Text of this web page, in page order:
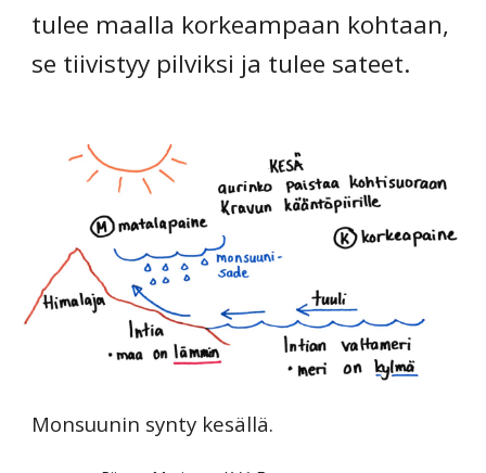
tulee maalla korkeampaan kohtaan,
se tiivistyy pilviksi ja tulee sateet.
Monsuunin synty kesällä.